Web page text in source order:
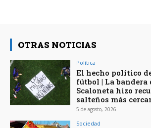
OTRAS NOTICIAS
Política
El hecho político
fútbol | La
Scaloneta hizo
salteños más
5 de agosto, 2026
Sociedad